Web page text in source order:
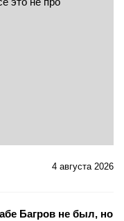
4 августа 2026
Багров не был, но